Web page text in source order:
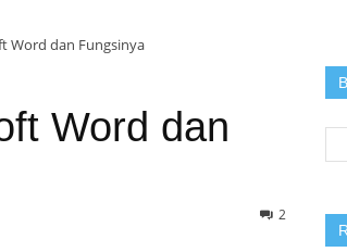
Word dan Fungsinya
Word dan
2